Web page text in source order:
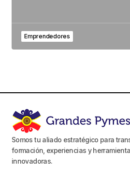
Emprendedores
Somos tu aliado estratégico para
formación, experiencias y
innovadoras.